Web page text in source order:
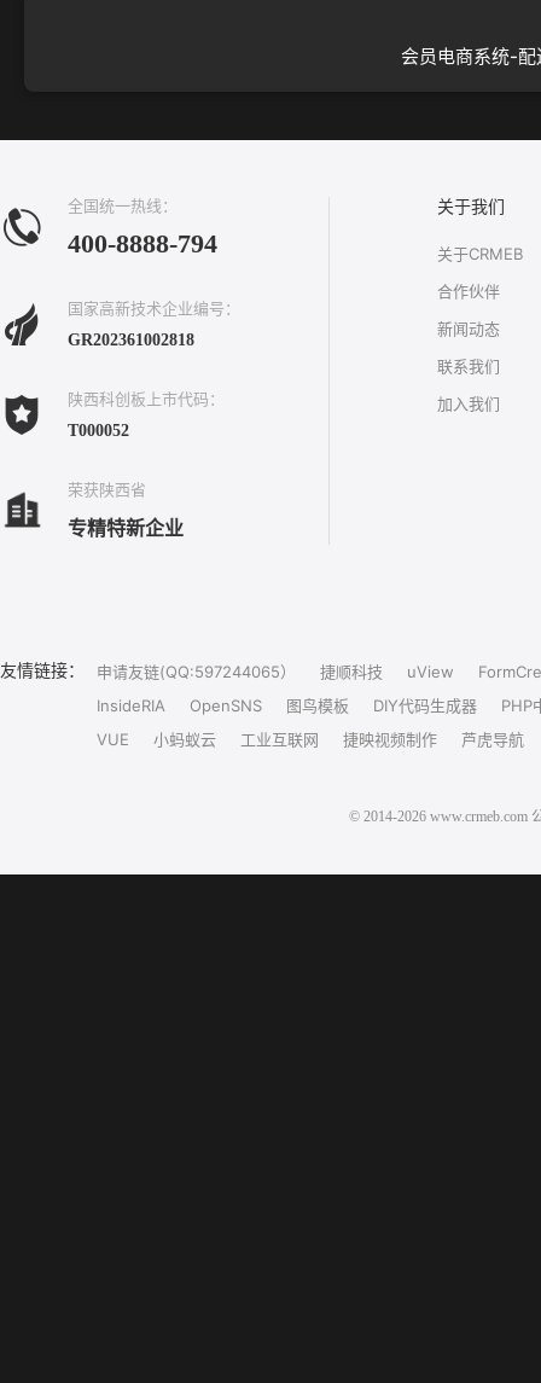
会员电商系统-
全国统一热线：
400-8888-794
国家高新技术企业编号：
GR202361002818
陕西科创板上市代码：
T000052
荣获陕西省
专精特新企业
关于我们
关于CRMEB
合作伙伴
新闻动态
联系我们
加入我们
友情链接： 申请友链(QQ:597244065） 捷顺科技 uView
InsideRIA
OpenSNS 图鸟模板 DIY代码生成器
PHP
VUE
小蚂蚁云 工业互联网 捷映视频制作 芦虎导航
© 2014-2026